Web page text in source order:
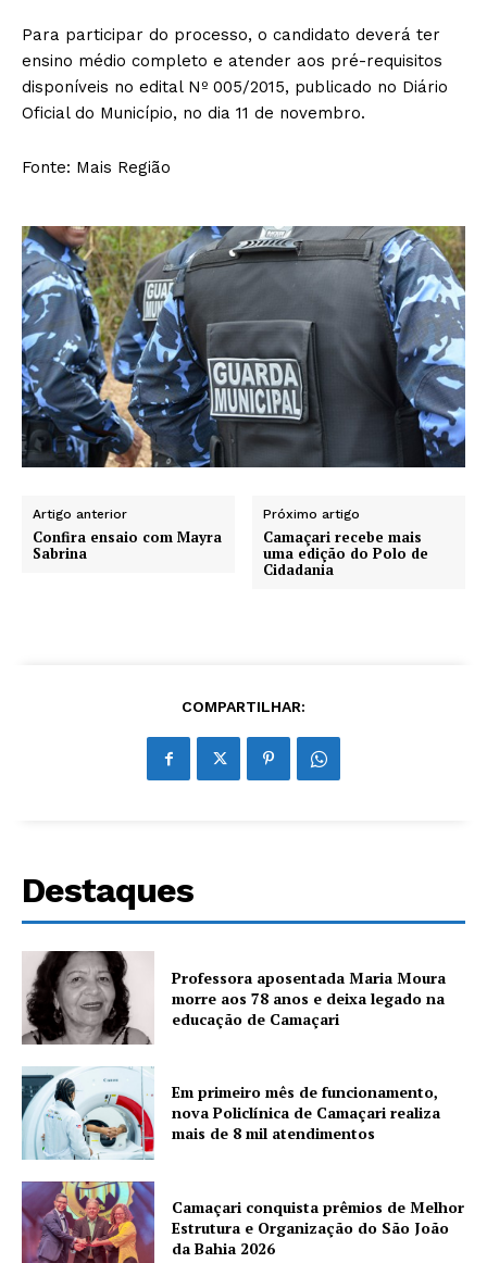
Para participar do processo, o candidato deverá ter
ensino médio completo e atender aos pré-requisitos
disponíveis no edital Nº 005/2015, publicado no Diário
Oficial do Município, no dia 11 de novembro.
Fonte: Mais Região
Artigo anterior
Confira ensaio com Mayra
Sabrina
Próximo artigo
Camaçari recebe mais
uma edição do Polo de
Cidadania
COMPARTILHAR:
Destaques
Professora aposentada Maria Moura
morre aos 78 anos e deixa legado na
educação de Camaçari
Em primeiro mês de funcionamento,
nova Policlínica de Camaçari realiza
mais de 8 mil atendimentos
Camaçari conquista prêmios de Melhor
Estrutura e Organização do São João
da Bahia 2026